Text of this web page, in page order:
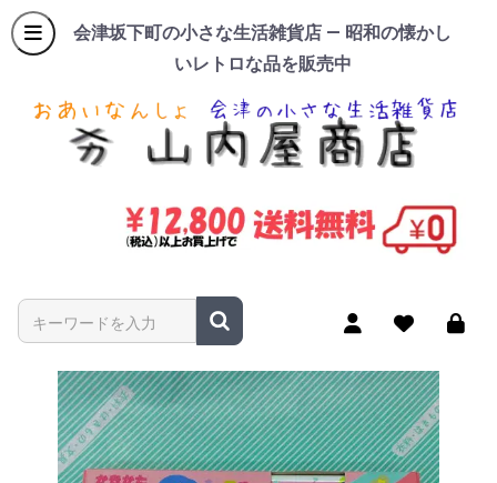
会津坂下町の小さな生活雑貨店 — 昭和の懐かし
いレトロな品を販売中
商品名やキーワードを入力